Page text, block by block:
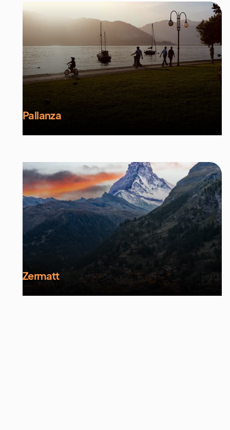
Pallanza
Zermatt